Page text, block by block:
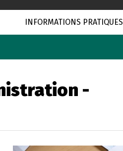
INFORMATIONS PRATIQUES
-